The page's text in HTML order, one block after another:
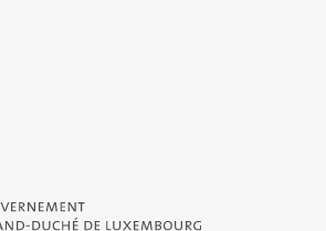
Grand-Duché de Luxembourg - Service